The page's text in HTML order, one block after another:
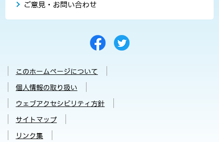
ご意見・お問い合わせ
このホームページについて
個人情報の取り扱い
ウェブアクセシビリティ方針
サイトマップ
リンク集